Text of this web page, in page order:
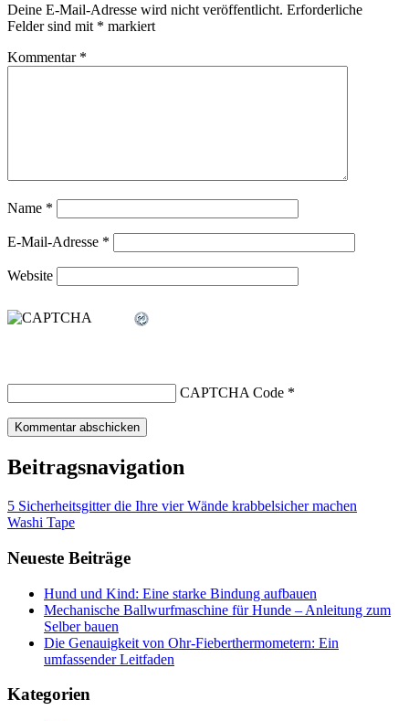
Deine E-Mail-Adresse wird nicht veröffentlicht. Erforderliche
Felder sind mit * markiert
Kommentar *
Name *
E-Mail-Adresse *
Website
CAPTCHA Code *
Beitragsnavigation
5 Sicherheitsgitter die Ihre vier Wände krabbelsicher machen
Washi Tape
Neueste Beiträge
Hund und Kind: Eine starke Bindung aufbauen
Mechanische Ballwurfmaschine für Hunde – Anleitung zum
Selber bauen
Die Genauigkeit von Ohr-Fieberthermometern: Ein
umfassender Leitfaden
Kategorien